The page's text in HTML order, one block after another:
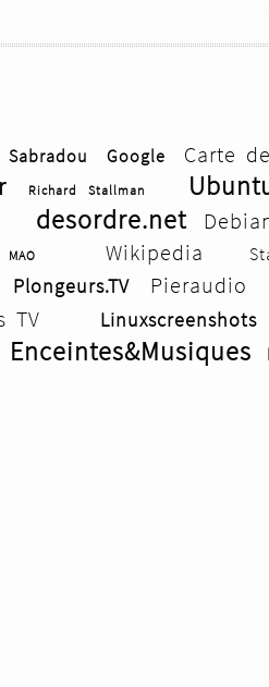
Sabradou Google Carte
Richard Stallman
desordre.net
Wikipedia
Plongeurs.TV Pieraudio
TV Linuxscreenshots
Enceintes&Musiques